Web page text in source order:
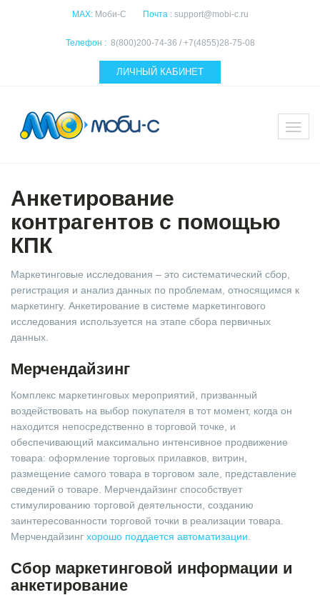
MAX: Моби-С Почта : support@mobi-c.ru
Телефон : 8(800)200-74-36 / +7(4855)28-75-08
ЛИЧНЫЙ КАБИНЕТ
Анкетирование
контрагентов с помощью
КПК
Маркетинговые исследования – это систематический сбор,
регистрация и анализ данных по проблемам, относящимся к
маркетингу. Анкетирование в системе маркетингового
исследования используется на этапе сбора первичных
данных.
Мерчендайзинг
Комплекс маркетинговых мероприятий, призванный
воздействовать на выбор покупателя в тот момент, когда он
находится непосредственно в торговой точке, и
обеспечивающий максимально интенсивное продвижение
товара: оформление торговых прилавков, витрин,
размещение самого товара в торговом зале, представление
сведений о товаре. Мерчендайзинг способствует
стимулированию торговой деятельности, созданию
заинтересованности торговой точки в реализации товара.
Мерчендайзинг хорошо поддается автоматизации
Сбор маркетинговой информации и
анкетирование